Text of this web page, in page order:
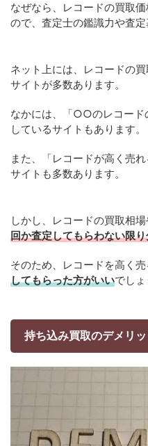
なぜなら、レコードの買取
ので、査定士の鑑識力や査定
ネット上には、レコードの
サイトが多数あります。
なかには、「○○のレコード
しているサイトもあります。
また、「レコードが高く売
サイトも多数あります。
しかし、レコードの買取相場
回か査定してもらわない限
そのため、レコードを高く売
してもらった方がいいでしょ
持ち込み買取のデメリッ